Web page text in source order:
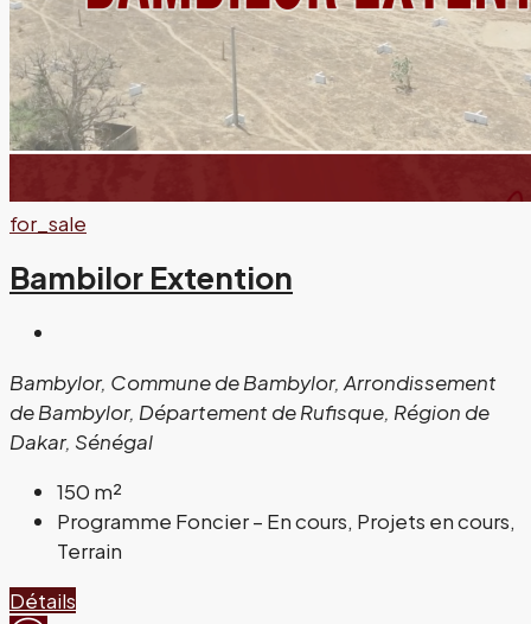
for_sale
Bambilor Extention
Bambylor, Commune de Bambylor, Arrondissement
de Bambylor, Département de Rufisque, Région de
Dakar, Sénégal
150 m²
Programme Foncier – En cours, Projets en cours,
Terrain
Détails